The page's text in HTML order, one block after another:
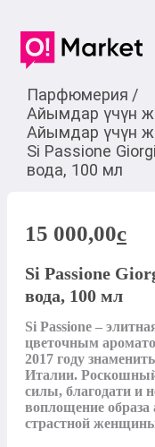
Парфюмерия /
Айымдар үчүн
Айымдар үчүн
Si Passione
вода, 100 мл
15 000,00c
Si Passione
вода, 100 мл
Si Passione –
цветочным
2017 году
Италии. Роскошный
силы, благодати и
воплощение образа
страстной